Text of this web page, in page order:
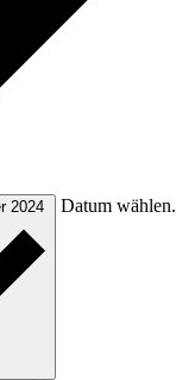
2024 Datum wählen.